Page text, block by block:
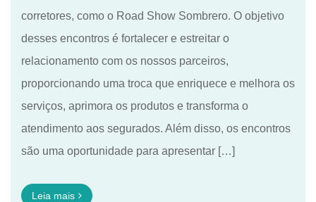
corretores, como o Road Show Sombrero. O objetivo
desses encontros é fortalecer e estreitar o
relacionamento com os nossos parceiros,
proporcionando uma troca que enriquece e melhora os
serviços, aprimora os produtos e transforma o
atendimento aos segurados. Além disso, os encontros
são uma oportunidade para apresentar […]
Leia mais